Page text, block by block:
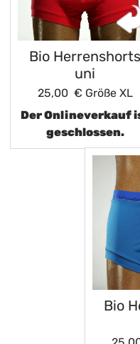
Bio Herrenshorts
uni
25,00 € Größe XL
Der Onlineverkauf
geschlossen.
Bio